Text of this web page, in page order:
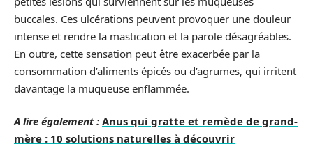
buccales. Ces ulcérations peuvent provoquer une douleur
intense et rendre la mastication et la parole désagréables.
En outre, cette sensation peut être exacerbée par la
consommation d’aliments épicés ou d’agrumes, qui irritent
davantage la muqueuse enflammée.
A lire également : Anus qui gratte et remède de grand-
mère : 10 solutions naturelles à découvrir